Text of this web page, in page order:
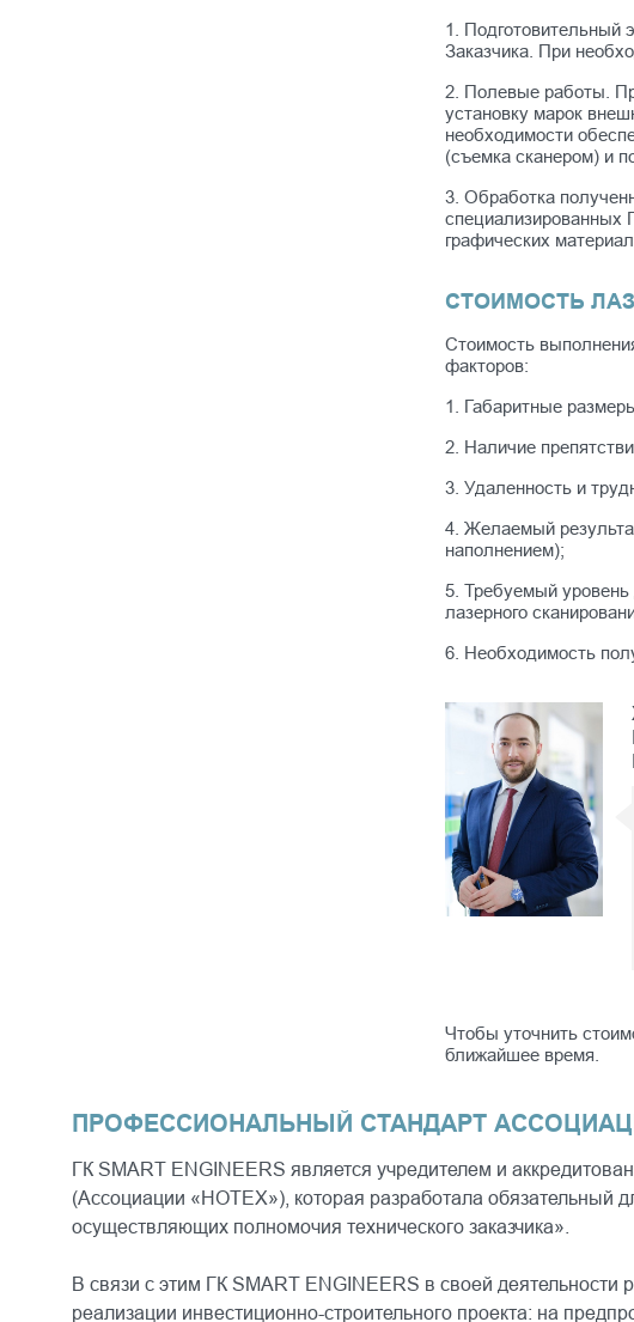
1. Подготовительный
Заказчика. При
2. Полевые работы.
установку марок
необходимости
(съемка сканером) и
3. Обработка
специализированных
графических
СТОИМОСТЬ
Стоимость
факторов:
1. Габаритные
2. Наличие
3. Удаленность и
4. Желаемый
наполнением);
5. Требуемый
лазерного
6. Необходимость
Чтобы уточнить
ближайшее время.
ПРОФЕССИОНАЛЬНЫЙ СТАНДАРТ
ГК SMART ENGINEERS является учредителем и
(Ассоциации «НОТЕХ»), которая разработала обязательный
осуществляющих полномочия технического заказчика».
В связи с этим ГК SMART ENGINEERS в своей
реализации инвестиционно-строительного проекта: на